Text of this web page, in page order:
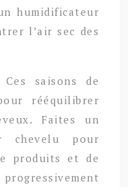
humidificateur
l’air sec des
saisons de
rééquilibrer
Faites un
chevelu pour
produits et de